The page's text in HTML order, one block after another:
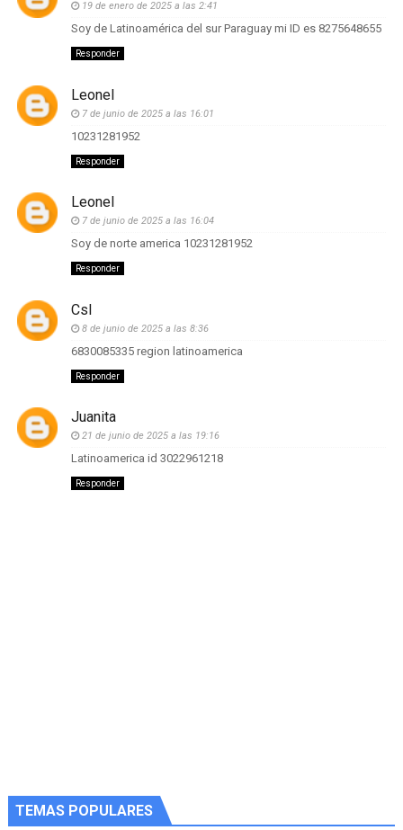
19 de enero de 2025 a las 2:41
Soy de Latinoamérica del sur Paraguay mi ID es 8275648655
Responder
Leonel
7 de junio de 2025 a las 16:01
10231281952
Responder
Leonel
7 de junio de 2025 a las 16:04
Soy de norte america 10231281952
Responder
Csl
8 de junio de 2025 a las 8:36
6830085335 region latinoamerica
Responder
Juanita
21 de junio de 2025 a las 19:16
Latinoamerica id 3022961218
Responder
TEMAS POPULARES